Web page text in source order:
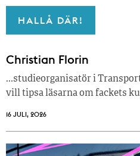
HALLÅ DÄR!
Christian Florin
…studieorganisatör i
vill tipsa läsarna om fackets
16 JULI, 2026